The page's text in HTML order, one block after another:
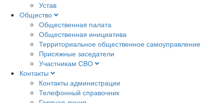
Устав
Общество
Общественная палата
Общественная инициатива
Территориальное общественное самоуправление
Присяжные заседатели
Участникам СВО
Контакты
Контакты администрации
Телефонный справочник